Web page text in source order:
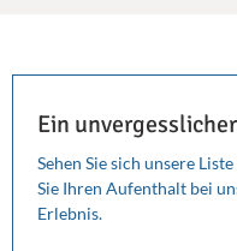
Ein
Sehen Sie sich unsere
Sie Ihren Aufenthalt bei
Erlebnis.